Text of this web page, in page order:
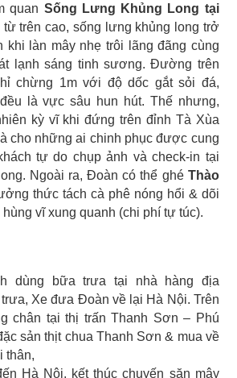
quan Sống Lưng Khủng Long tại
từ trên cao, sống lưng khủng long trở
khi làn mây nhẹ trôi lãng đãng cùng
lạnh sáng tinh sương. Đường trên
chừng 1m với độ dốc gắt sỏi đá,
là vực sâu hun hút. Thế nhưng,
kỳ vĩ khi đứng trên đỉnh Tà Xùa
cho những ai chinh phục được cung
tự do chụp ảnh và check-in tại
Ngoài ra, Đoàn có thể ghé Thào
thức tách cà phê nóng hổi & dõi
vĩ xung quanh (chi phí tự túc).
dùng bữa trưa tại nhà hàng địa
Xe đưa Đoàn về lại Hà Nội. Trên
chân tại thị trấn Thanh Sơn – Phú
sản thịt chua Thanh Sơn & mua về
thân,
Hà Nội, kết thúc chuyến săn mây